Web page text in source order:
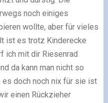
noch einiges
wollte, aber für vieles
ist es trotz Kinderecke
ich mit dir Riesenrad
da kann man nicht so
doch noch nix für sie ist
einen Rückzieher